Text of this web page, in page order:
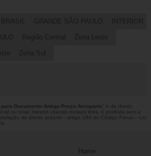
BRASIL GRANDE SÃO PAULO INTERIOR
Região Central Zona Leste
Zona Sul
para Documento Antigo Preço Aeroporto " é de direito
ou total, mesmo citando nossos links, é proibida sem a
de direito autoral – artigo 184 do Código Penal –
Lei
.
Home